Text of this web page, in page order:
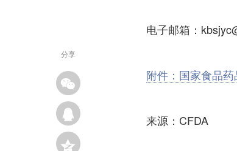
分享
电子邮箱：
附件：国家食品
来源：CFDA